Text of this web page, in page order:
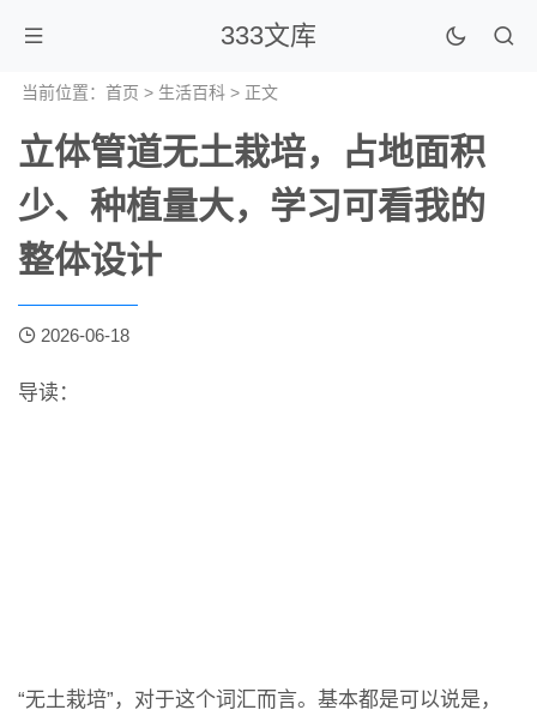
333文库
当前位置： 首页 > 生活百科 > 正文
立体管道无土栽培，占地面积
少、种植量大，学习可看我的
整体设计
2026-06-18
导读：
“无土栽培”，对于这个词汇而言。基本都是可以说是，